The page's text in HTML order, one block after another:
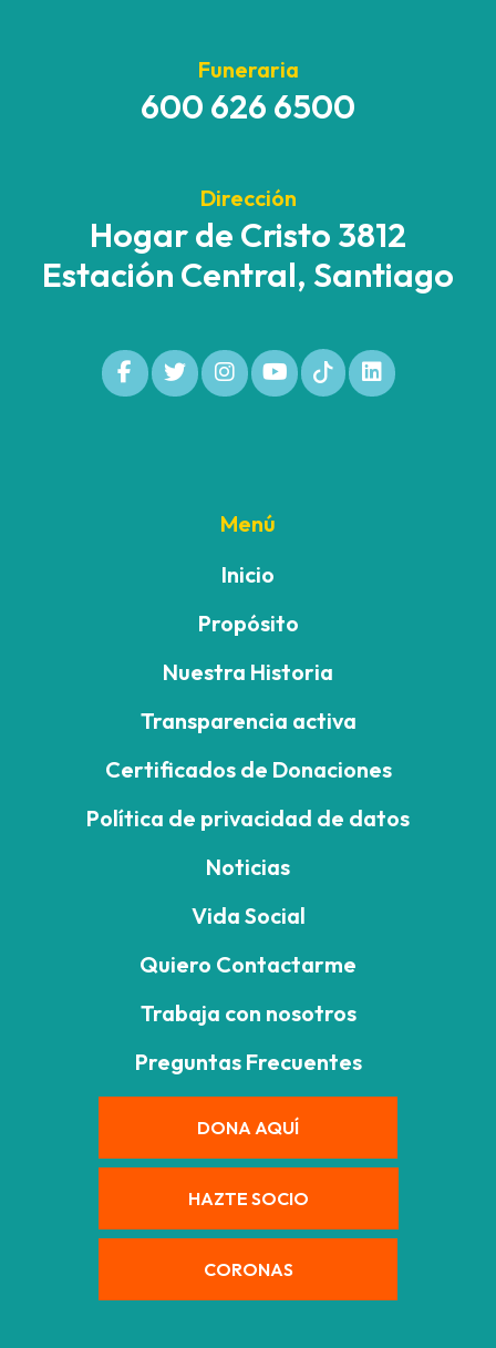
Funeraria
600 626 6500
Dirección
Hogar de Cristo 3812
Estación Central, Santiago
Menú
Inicio
Propósito
Nuestra Historia
Transparencia activa
Certificados de Donaciones
Política de privacidad de datos
Noticias
Vida Social
Quiero Contactarme
Trabaja con nosotros
Preguntas Frecuentes
DONA AQUÍ
HAZTE SOCIO
CORONAS